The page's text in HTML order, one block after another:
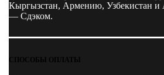
Кыргызстан, Армению, Узбекистан и
— Сдэком.
СПОСОБЫ ОПЛАТЫ